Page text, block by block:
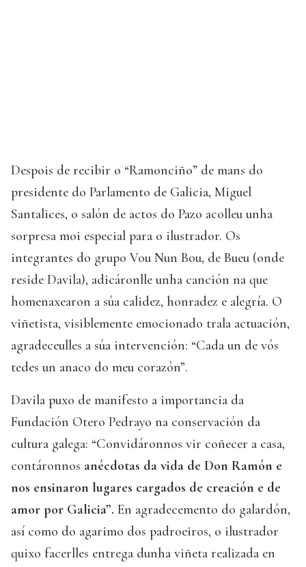
Despois de recibir o “Ramonciño” de mans do
presidente do Parlamento de Galicia, Miguel
Santalices, o salón de actos do Pazo acolleu unha
sorpresa moi especial para o ilustrador. Os
integrantes do grupo Vou Nun Bou, de Bueu (onde
reside Davila), adicáronlle unha canción na que
homenaxearon a súa calidez, honradez e alegría. O
viñetista, visiblemente emocionado trala actuación,
agradeceulles a súa intervención: “Cada un de vós
tedes un anaco do meu corazón”.
Davila puxo de manifesto a importancia da
Fundación Otero Pedrayo na conservación da
cultura galega: “Convidáronnos vir coñecer a casa,
contáronnos anécdotas da vida de Don Ramón e
nos ensinaron lugares cargados de creación e de
amor por Galicia”. En agradecemento do galardón,
así como do agarimo dos padroeiros, o ilustrador
quixo facerlles entrega dunha viñeta realizada en